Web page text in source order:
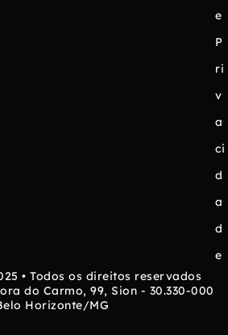
e
P
ri
v
a
ci
d
a
d
e
• Todos os direitos reservados
do Carmo, 99, Sion - 30.330-000
Horizonte/MG